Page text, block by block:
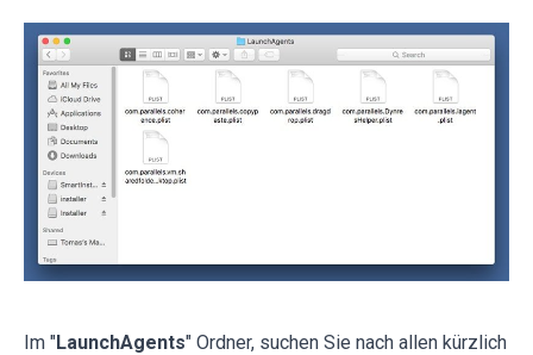
Im "LaunchAgents" Ordner, suchen Sie nach allen kürzlich